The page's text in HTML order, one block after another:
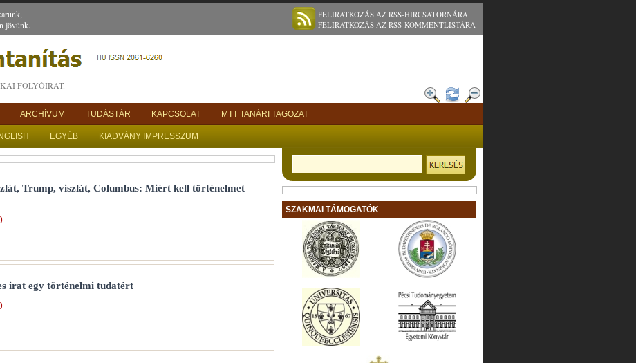
jövünk.
FELIRATKOZÁS AZ RSS-HIRCSATORNÁRA
FELIRATKOZÁS AZ RSS-KOMMENTLISTÁRA
FOLYÓIRAT.
ARCHÍVUM TUDÁSTÁR KAPCSOLAT MTT TANÁRI TAGOZAT
EGYÉB KIADVÁNY IMPRESSZUM
Trump, viszlát, Columbus: Miért kell történelmet
irat egy történelmi tudatért
SZAKMAI TÁMOGATÓK